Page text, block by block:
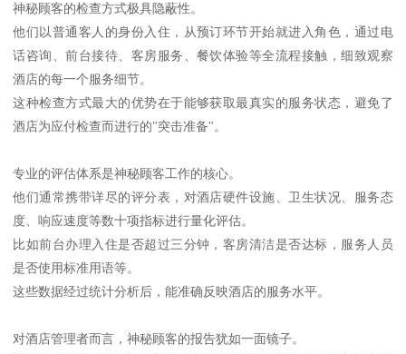
神秘顾客的检查方式极具隐蔽性。
他们以普通客人的身份入住，从预订环节开始就进入角色，通过电
话咨询、前台接待、客房服务、餐饮体验等全流程接触，细致观察
酒店的每一个服务细节。
这种检查方式最大的优势在于能够获取最真实的服务状态，避免了
酒店为应付检查而进行的"突击准备"。
专业的评估体系是神秘顾客工作的核心。
他们通常携带详尽的评分表，对酒店硬件设施、卫生状况、服务态
度、响应速度等数十项指标进行量化评估。
比如前台办理入住是否超过三分钟，客房清洁是否达标，服务人员
是否使用标准用语等。
这些数据经过统计分析后，能准确反映酒店的服务水平。
对酒店管理者而言，神秘顾客的报告犹如一面镜子。